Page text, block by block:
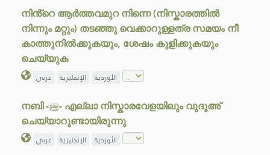
നിൻ്റെ ആർത്തവമുറ നിന്നെ (നിസ്കാരത്തിൽ
നിന്നും മറ്റും) തടഞ്ഞു വെക്കാറുള്ളത്ര സമയം നീ
കാത്തുനിൽക്കുകയും, ശേഷം കുളിക്കുകയും
ചെയ്യുക
عربي الإنجليزية الأوردية
നബി -ﷺ- എല്ലാ നിസ്കാരവേളയിലും വുദൂഅ്
ചെയ്യാറുണ്ടായിരുന്നു
عربي الإنجليزية الأوردية